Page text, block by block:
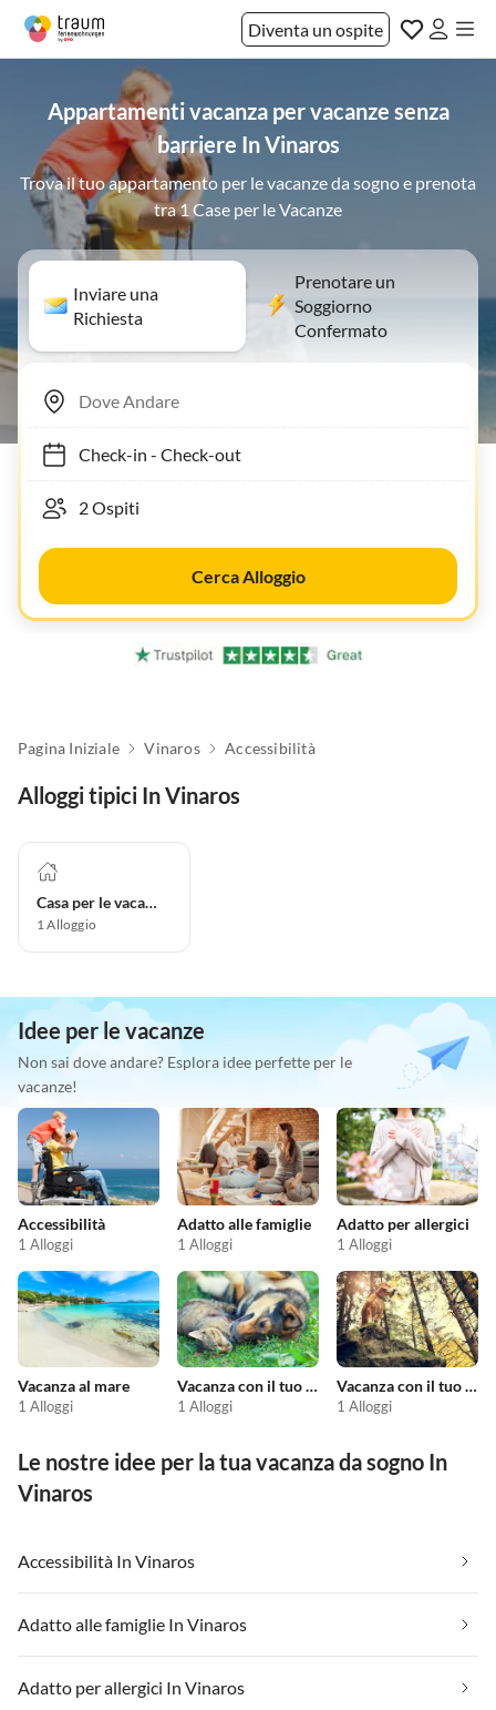
Diventa un ospite
Appartamenti vacanza per vacanze senza
barriere In Vinaros
Trova il tuo appartamento per le vacanze da sogno e prenota
tra 1 Case per le Vacanze
Inviare una
Richiesta
Prenotare un
Soggiorno
Confermato
Check-in- Check-out
Cerca Alloggio
Pagina Iniziale Vinaros Accessibilità
Alloggi tipici In Vinaros
Casa per le vacanze
1Alloggio
Idee per le vacanze
Non sai dove andare? Esplora idee perfette per le
vacanze!
Accessibilità
1 Alloggi
Adatto alle famiglie
1 Alloggi
Adatto per allergici
1 Alloggi
Vacanza al mare
1 Alloggi
Vacanza con il tuo animale domestico
1 Alloggi
Vacanza con il tuo cane
1 Alloggi
Le nostre idee per la tua vacanza da sogno In
Vinaros
Accessibilità In Vinaros
Adatto alle famiglie In Vinaros
Adatto per allergici In Vinaros